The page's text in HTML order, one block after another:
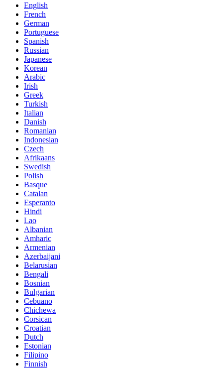
English
French
German
Portuguese
Spanish
Russian
Japanese
Korean
Arabic
Irish
Greek
Turkish
Italian
Danish
Romanian
Indonesian
Czech
Afrikaans
Swedish
Polish
Basque
Catalan
Esperanto
Hindi
Lao
Albanian
Amharic
Armenian
Azerbaijani
Belarusian
Bengali
Bosnian
Bulgarian
Cebuano
Chichewa
Corsican
Croatian
Dutch
Estonian
Filipino
Finnish